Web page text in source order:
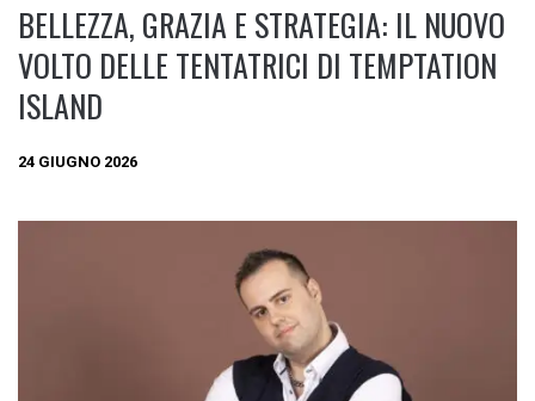
BELLEZZA, GRAZIA E STRATEGIA: IL NUOVO
VOLTO DELLE TENTATRICI DI TEMPTATION
ISLAND
24 GIUGNO 2026